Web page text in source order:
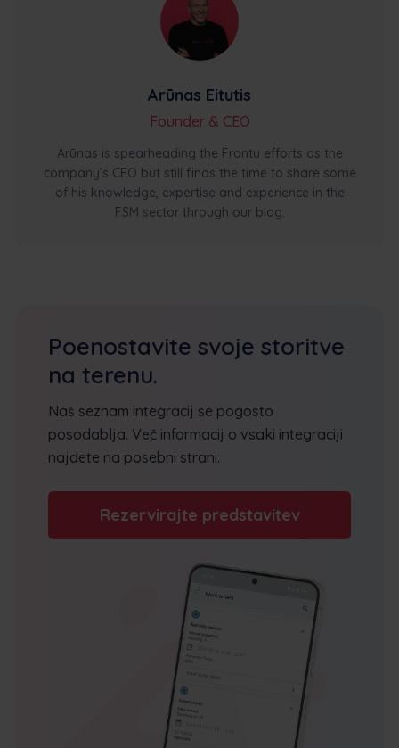
Arūnas Eitutis
Founder & CEO
Arūnas is spearheading the Frontu efforts as the
company’s CEO but still finds the time to share some
of his knowledge, expertise and experience in the
FSM sector through our blog.
Poenostavite svoje storitve
na terenu.
Naš seznam integracij se pogosto
posodablja. Več informacij o vsaki integraciji
najdete na posebni strani.
Rezervirajte predstavitev